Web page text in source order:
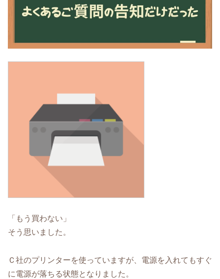
「もう買わない」
そう思いました。
Ｃ社のプリンターを使っていますが、電源を入れてもすぐ
に電源が落ちる状態となりました。